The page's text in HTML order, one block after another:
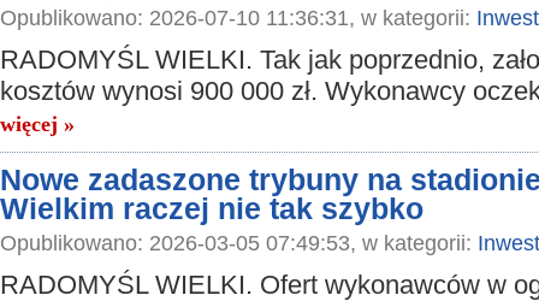
Opublikowano: 2026-07-10 11:36:31, w kategorii:
RADOMYŚL WIELKI. Tak jak poprzednio,
kosztów wynosi 900 000 zł. Wykonawcy
więcej »
Nowe zadaszone trybuny na
Wielkim raczej nie tak szybko
Opublikowano: 2026-03-05 07:49:53, w kategorii:
RADOMYŚL WIELKI. Ofert wykonawców w